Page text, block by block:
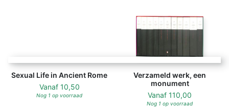
Sexual Life in Ancient Rome
Vanaf 10,50
Nog 1 op voorraad
Verzameld werk, een
monument
Vanaf 110,00
Nog 1 op voorraad